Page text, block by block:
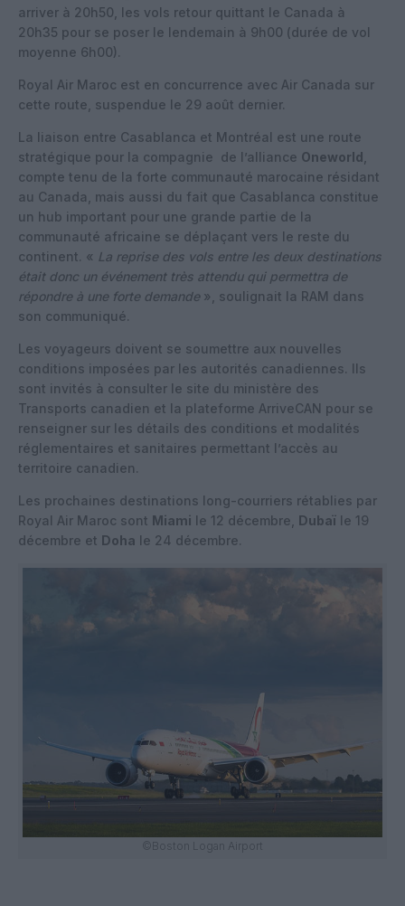
arriver à 20h50, les vols retour quittant le Canada à
20h35 pour se poser le lendemain à 9h00 (durée de vol
moyenne 6h00).
Royal Air Maroc est en concurrence avec Air Canada sur
cette route, suspendue le 29 août dernier.
La liaison entre Casablanca et Montréal est une route
stratégique pour la compagnie de l’alliance Oneworld
compte tenu de la forte communauté marocaine résidant
au Canada, mais aussi du fait que Casablanca constitue
un hub important pour une grande partie de la
communauté africaine se déplaçant vers le reste du
continent. « La reprise des vols entre les deux destinations
était donc un événement très attendu qui permettra de
répondre à une forte demande », soulignait la RAM dans
son communiqué.
Les voyageurs doivent se soumettre aux nouvelles
conditions imposées par les autorités canadiennes. Ils
sont invités à consulter le site du ministère des
Transports canadien et la plateforme ArriveCAN pour se
renseigner sur les détails des conditions et modalités
réglementaires et sanitaires permettant l’accès au
territoire canadien.
Les prochaines destinations long-courriers rétablies par
Royal Air Maroc sont Miami le 12 décembre, Dubaï le 19
décembre et Doha le 24 décembre.
©Boston Logan Airport